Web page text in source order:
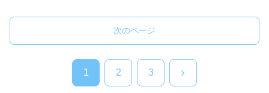
次のページ
1 2 3 次